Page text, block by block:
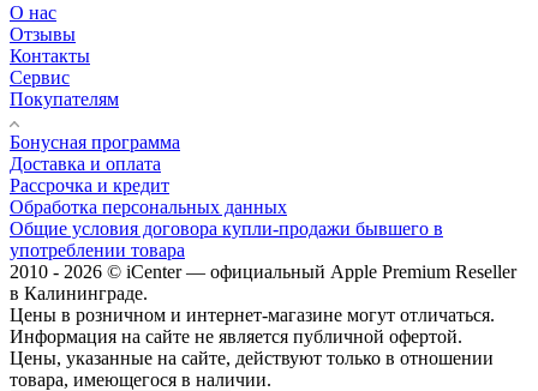
О нас
Отзывы
Контакты
Сервис
Покупателям
Бонусная программа
Доставка и оплата
Рассрочка и кредит
Обработка персональных данных
Общие условия договора купли-продажи бывшего в
употреблении товара
2010 - 2026 © iCenter — официальный Apple Premium Reseller
в Калининграде.
Цены в розничном и интернет-магазине могут отличаться.
Информация на сайте не является публичной офертой.
Цены, указанные на сайте, действуют только в отношении
товара, имеющегося в наличии.